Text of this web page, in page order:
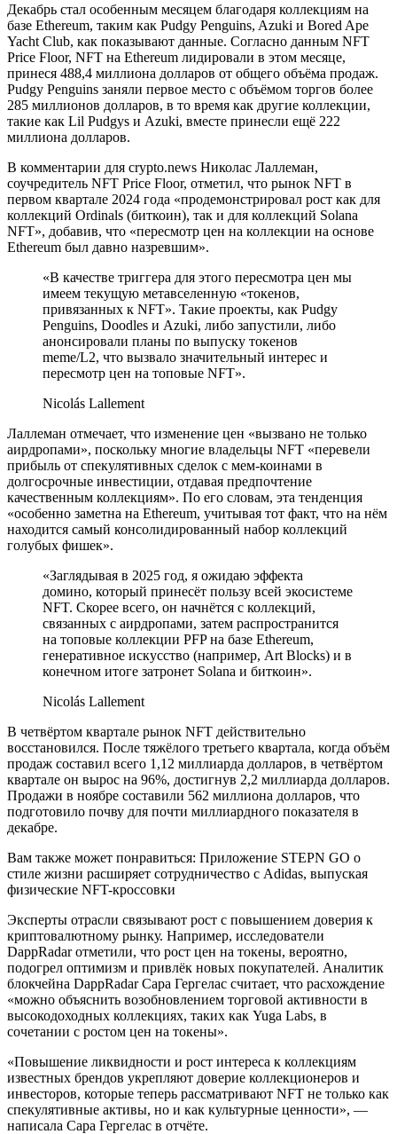
Декабрь стал особенным месяцем благодаря коллекциям на
базе Ethereum, таким как Pudgy Penguins, Azuki и Bored Ape
Yacht Club, как показывают данные. Согласно данным NFT
Price Floor, NFT на Ethereum лидировали в этом месяце,
принеся 488,4 миллиона долларов от общего объёма продаж.
Pudgy Penguins заняли первое место с объёмом торгов более
285 миллионов долларов, в то время как другие коллекции,
такие как Lil Pudgys и Azuki, вместе принесли ещё 222
миллиона долларов.
В комментарии для crypto.news Николас Лаллеман,
соучредитель NFT Price Floor, отметил, что рынок NFT в
первом квартале 2024 года «продемонстрировал рост как для
коллекций Ordinals (биткоин), так и для коллекций Solana
NFT», добавив, что «пересмотр цен на коллекции на основе
Ethereum был давно назревшим».
«В качестве триггера для этого пересмотра цен мы
имеем текущую метавселенную «токенов,
привязанных к NFT». Такие проекты, как Pudgy
Penguins, Doodles и Azuki, либо запустили, либо
анонсировали планы по выпуску токенов
meme/L2, что вызвало значительный интерес и
пересмотр цен на топовые NFT».
Nicolás Lallement
Лаллеман отмечает, что изменение цен «вызвано не только
аирдропами», поскольку многие владельцы NFT «перевели
прибыль от спекулятивных сделок с мем-коинами в
долгосрочные инвестиции, отдавая предпочтение
качественным коллекциям». По его словам, эта тенденция
«особенно заметна на Ethereum, учитывая тот факт, что на нём
находится самый консолидированный набор коллекций
голубых фишек».
«Заглядывая в 2025 год, я ожидаю эффекта
домино, который принесёт пользу всей экосистеме
NFT. Скорее всего, он начнётся с коллекций,
связанных с аирдропами, затем распространится
на топовые коллекции PFP на базе Ethereum,
генеративное искусство (например, Art Blocks) и в
конечном итоге затронет Solana и биткоин».
Nicolás Lallement
В четвёртом квартале рынок NFT действительно
восстановился. После тяжёлого третьего квартала, когда объём
продаж составил всего 1,12 миллиарда долларов, в четвёртом
квартале он вырос на 96%, достигнув 2,2 миллиарда долларов.
Продажи в ноябре составили 562 миллиона долларов, что
подготовило почву для почти миллиардного показателя в
декабре.
Вам также может понравиться: Приложение STEPN GO о
стиле жизни расширяет сотрудничество с Adidas, выпуская
физические NFT-кроссовки
Эксперты отрасли связывают рост с повышением доверия к
криптовалютному рынку. Например, исследователи
DappRadar отметили, что рост цен на токены, вероятно,
подогрел оптимизм и привлёк новых покупателей. Аналитик
блокчейна DappRadar Сара Гергелас считает, что расхождение
«можно объяснить возобновлением торговой активности в
высокодоходных коллекциях, таких как Yuga Labs, в
сочетании с ростом цен на токены».
«Повышение ликвидности и рост интереса к коллекциям
известных брендов укрепляют доверие коллекционеров и
инвесторов, которые теперь рассматривают NFT не только как
спекулятивные активы, но и как культурные ценности», —
написала Сара Гергелас в отчёте.